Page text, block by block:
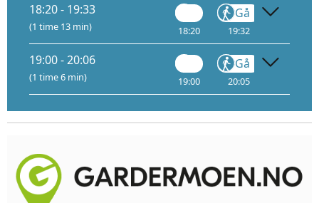
18:20 - 19:33
(1 time 13 min) 18:20
Gå
19:32
19:00 - 20:06
(1 time 6 min) 19:00
Gå
20:05